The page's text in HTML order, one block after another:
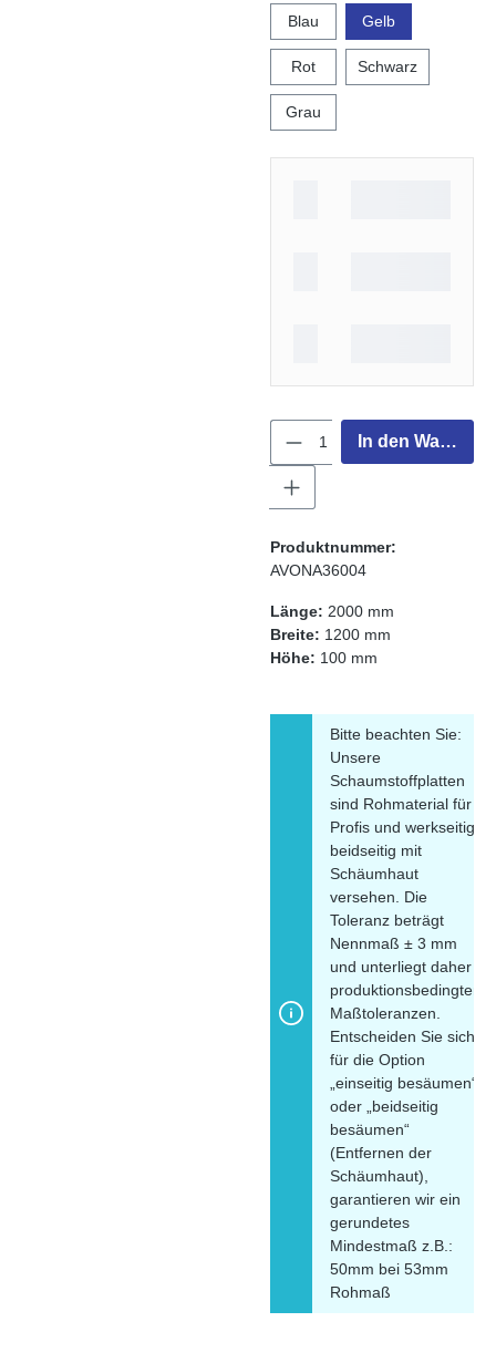
Blau Gelb
Rot Schwarz
Grau
Produkt Anzahl:
In den
Produktnummer:
AVONA36004
Länge: 2000 mm
Breite: 1200 mm
Höhe: 100 mm
Bitte beachten Sie:
Unsere
Schaumstoffplatten
sind Rohmaterial für
Profis und werkseitig
beidseitig mit
Schäumhaut
versehen. Die
Toleranz beträgt
Nennmaß ± 3 mm
und unterliegt daher
produktionsbedingten
Maßtoleranzen.
Entscheiden Sie sich
für die Option
„einseitig besäumen“
oder „beidseitig
besäumen“
(Entfernen der
Schäumhaut),
garantieren wir ein
gerundetes
Mindestmaß z.B.:
50mm bei 53mm
Rohmaß